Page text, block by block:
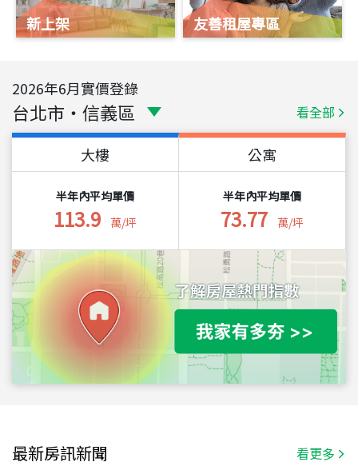
新上架 友善租屋專區
2026年6月實價登錄
台北市 ・ 信義區 看全部
大樓
半年內平均單價
113.9 萬/坪
公寓
半年內平均單價
73.77 萬/坪
最新房訊新聞 看更多